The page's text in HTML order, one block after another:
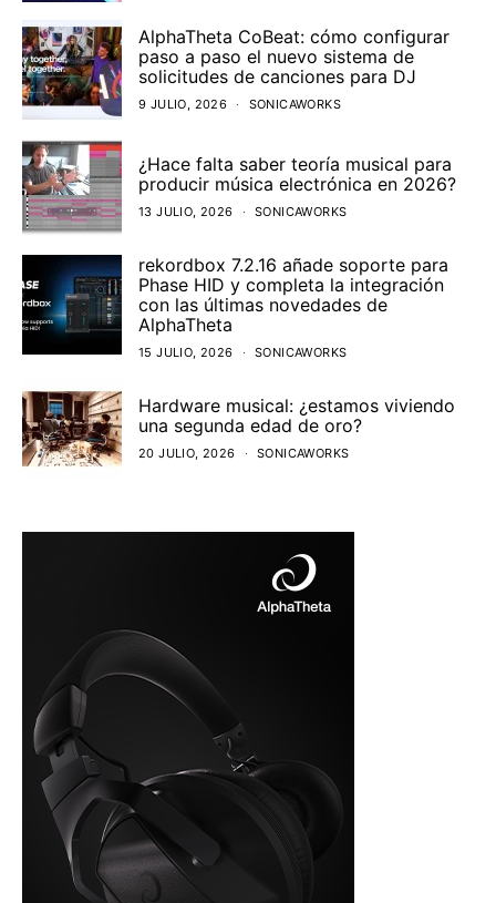
AlphaTheta CoBeat: cómo configurar
paso a paso el nuevo sistema de
solicitudes de canciones para DJ
9 JULIO, 2026 SONICAWORKS
¿Hace falta saber teoría musical para
producir música electrónica en 2026?
13 JULIO, 2026 SONICAWORKS
rekordbox 7.2.16 añade soporte para
Phase HID y completa la integración
con las últimas novedades de
AlphaTheta
15 JULIO, 2026 SONICAWORKS
Hardware musical: ¿estamos viviendo
una segunda edad de oro?
20 JULIO, 2026 SONICAWORKS